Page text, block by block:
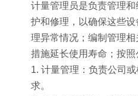
计量管理员是负责管理
护和修理，以确保这些
理异常情况；编制管理
措施延长使用寿命；按照
1. 计量管理：负责公司
求。